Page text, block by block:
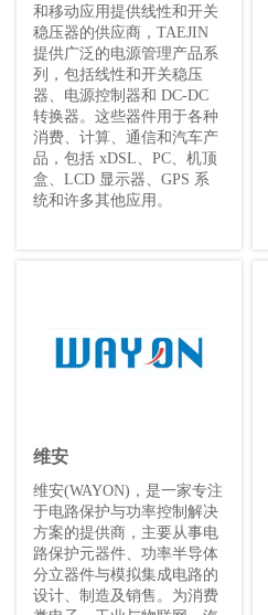
和移动应用提供线性和开关
稳压器的供应商，TAEJIN
提供广泛的电源管理产品系
列，包括线性和开关稳压
器、电源控制器和 DC-DC
转换器。这些器件用于各种
消费、计算、通信和汽车产
品，包括 xDSL、PC、机顶
盒、LCD 显示器、GPS 系
统和许多其他应用。
维安
维安(WAYON)，是一家专注
于电路保护与功率控制解决
方案的提供商，主要从事电
路保护元器件、功率半导体
分立器件与模拟集成电路的
设计、制造及销售。为消费